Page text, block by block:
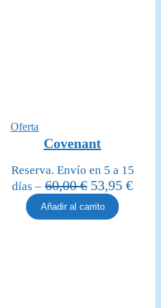
precio
actual
Oferta
en
oferta
Covenant
Reserva. Envío en 5 a 15
días – 60,00€ El
precio
original
53,95 €El
Añadir al carrito